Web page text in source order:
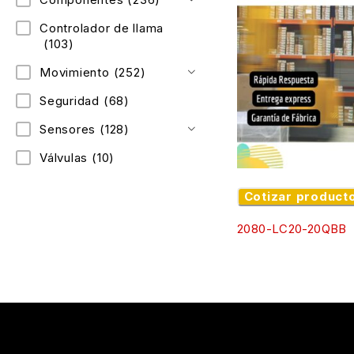
Controlador de llama
(103)
Movimiento (252)
Seguridad (68)
Sensores (128)
Válvulas (10)
Cotizar
2080-LC20-20QBB